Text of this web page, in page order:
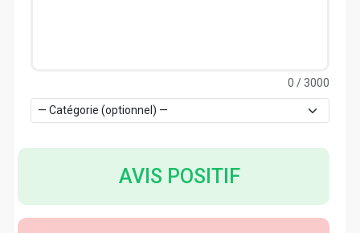
0 / 3000
AVIS POSITIF